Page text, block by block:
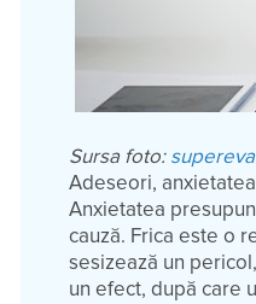
Sursa foto:
Adeseori,
Anxietatea
cauză. Frica este o
sesizează un
un efect, după care